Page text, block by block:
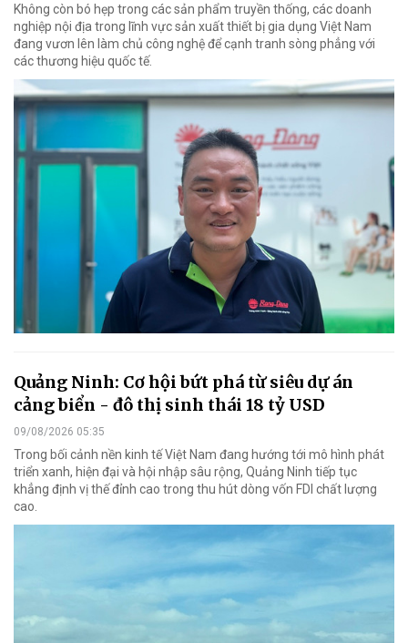
Không còn bó hẹp trong các sản phẩm truyền thống, các doanh
nghiệp nội địa trong lĩnh vực sản xuất thiết bị gia dụng Việt Nam
đang vươn lên làm chủ công nghệ để cạnh tranh sòng phẳng với
các thương hiệu quốc tế.
Quảng Ninh: Cơ hội bứt phá từ siêu dự án
cảng biển - đô thị sinh thái 18 tỷ USD
09/08/2026 05:35
Trong bối cảnh nền kinh tế Việt Nam đang hướng tới mô hình phát
triển xanh, hiện đại và hội nhập sâu rộng, Quảng Ninh tiếp tục
khẳng định vị thế đỉnh cao trong thu hút dòng vốn FDI chất lượng
cao.